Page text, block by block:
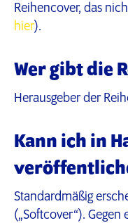
Reihencover, das
hier).
Wer gibt die
Herausgeber der
Kann ich in
Standardmäßig
(„Softcover“).